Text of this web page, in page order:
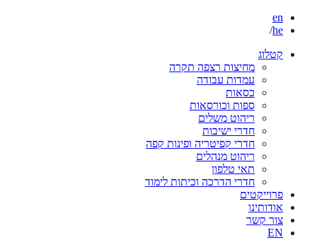
en
he
/
קטלוג
מחיצות רצפה תקרה
עמדות עבודה
כסאות
ספות וכורסאות
ריהוט משלים
חדרי ישיבות
חדרי קפיטריה ופינות קפה
ריהוט מנהלים
תאי טלפון
חדרי הדרכה וכיתות לימוד
פרוייקטים
אודותינו
צור קשר
EN